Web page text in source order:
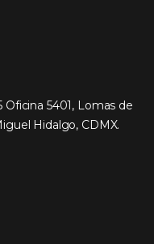
Oficina 5401, Lomas de
Hidalgo, CDMX.